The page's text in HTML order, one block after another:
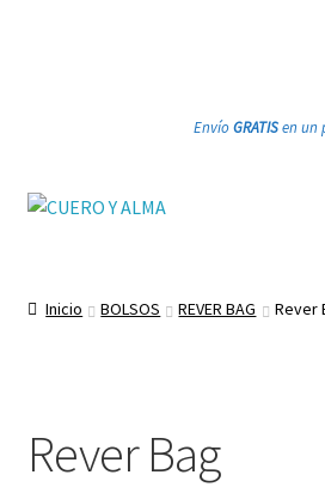
EnvíoGRATISen un
Ir
Ir
Gracias
Inicio BOLSOS REVER BAG Rever
Rever Bag